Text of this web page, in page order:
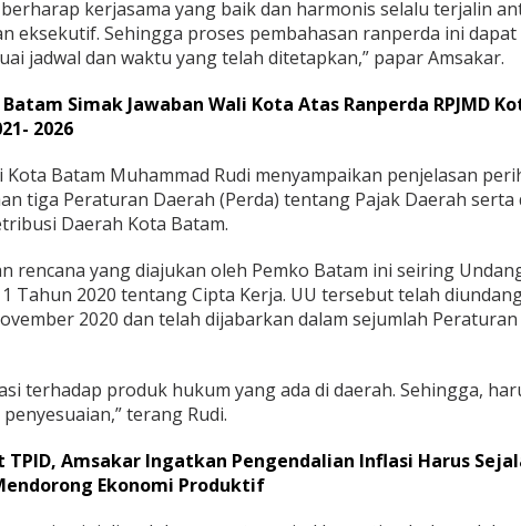
kerjasama yang baik dan harmonis selalu terjalin
eksekutif. Sehingga proses pembahasan ranperda ini dapat
jadwal dan waktu yang telah ditetapkan,” papar Amsakar.
Batam Simak Jawaban Wali Kota Atas Ranperda RPJMD
2026
Kota Batam Muhammad Rudi menyampaikan penjelasan
tiga Peraturan Daerah (Perda) tentang Pajak Daerah serta
Daerah Kota Batam.
rencana yang diajukan oleh Pemko Batam ini seiring
Tahun 2020 tentang Cipta Kerja. UU tersebut telah
2020 dan telah dijabarkan dalam sejumlah Peraturan
terhadap produk hukum yang ada di daerah. Sehingga,
terang Rudi.
TPID, Amsakar Ingatkan Pengendalian Inflasi Harus
Ekonomi Produktif